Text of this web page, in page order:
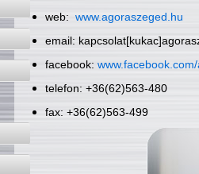
web: www.agoraszeged.hu
email:
facebook:
telefon: +36(62)563-480
fax: +36(62)563-499